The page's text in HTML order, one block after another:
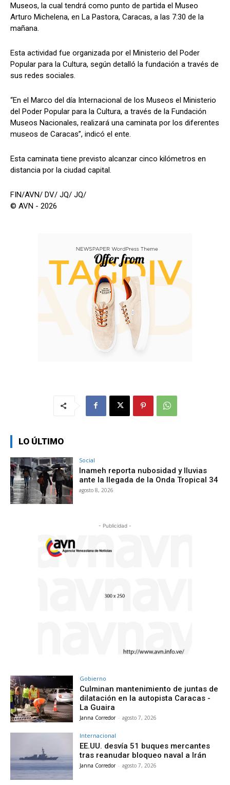
Museos, la cual tendrá como punto de partida el Museo
Arturo Michelena, en La Pastora, Caracas, a las 7:30 de la
mañana.
Esta actividad fue organizada por el Ministerio del Poder
Popular para la Cultura, según detalló la fundación a través de
sus redes sociales.
“En el Marco del día Internacional de los Museos el Ministerio
del Poder Popular para la Cultura, a través de la Fundación
Museos Nacionales, realizará una caminata por los diferentes
museos de Caracas”, indicó el ente.
Esta caminata tiene previsto alcanzar cinco kilómetros en
distancia por la ciudad capital.
FIN/AVN/ DV/ JQ/ JQ/
© AVN - 2026
LO ÚLTIMO
Social
Inameh reporta nubosidad y lluvias
ante la llegada de la Onda Tropical 34
agosto 8, 2026
- Publicidad -
Gobierno
Culminan mantenimiento de juntas de
dilatación en la autopista Caracas -
La Guaira
Janna Corredor - agosto 7, 2026
Internacional
EE.UU. desvía 51 buques mercantes
tras reanudar bloqueo naval a Irán
Janna Corredor - agosto 7, 2026